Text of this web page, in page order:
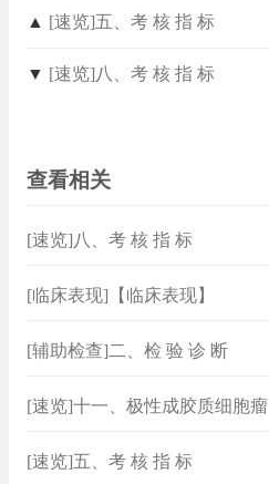
▲ [速览]五、考 核 指 标
▼ [速览]八、考 核 指 标
查看相关
[速览]八、考 核 指 标
[临床表现]【临床表现】
[辅助检查]二、检 验 诊 断
[速览]十一、极性成胶质细胞瘤
[速览]五、考 核 指 标